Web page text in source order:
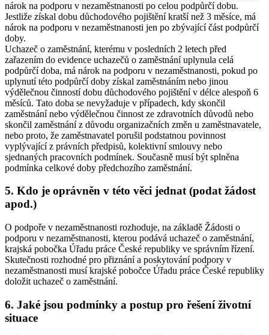
nárok na podporu v nezaměstnanosti po celou podpůrčí dobu.
Jestliže získal dobu důchodového pojištění kratší než 3 měsíce, má
nárok na podporu v nezaměstnanosti jen po zbývající část podpůrčí
doby.
Uchazeč o zaměstnání, kterému v posledních 2 letech před
zařazením do evidence uchazečů o zaměstnání uplynula celá
podpůrčí doba, má nárok na podporu v nezaměstnanosti, pokud po
uplynutí této podpůrčí doby získal zaměstnáním nebo jinou
výdělečnou činností dobu důchodového pojištění v délce alespoň 6
měsíců. Tato doba se nevyžaduje v případech, kdy skončil
zaměstnání nebo výdělečnou činnost ze zdravotních důvodů nebo
skončil zaměstnání z důvodu organizačních změn u zaměstnavatele,
nebo proto, že zaměstnavatel porušil podstatnou povinnost
vyplývající z právních předpisů, kolektivní smlouvy nebo
sjednaných pracovních podmínek. Současně musí být splněna
podmínka celkové doby předchozího zaměstnání.
5. Kdo je oprávněn v této věci jednat (podat žádost
apod.)
O podpoře v nezaměstnanosti rozhoduje, na základě Žádosti o
podporu v nezaměstnanosti, kterou podává uchazeč o zaměstnání,
krajská pobočka Úřadu práce České republiky ve správním řízení.
Skutečnosti rozhodné pro přiznání a poskytování podpory v
nezaměstnanosti musí krajské pobočce Úřadu práce České republiky
doložit uchazeč o zaměstnání.
6. Jaké jsou podmínky a postup pro řešení životní
situace